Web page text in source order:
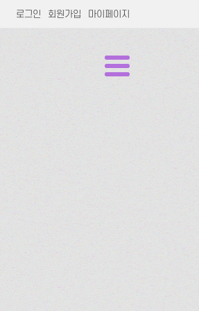
로그인 회원가입 마이페이지